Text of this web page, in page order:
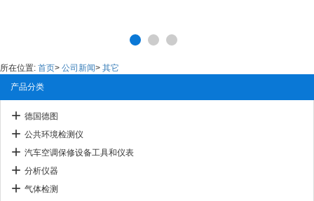
所在位置: 首页> 公司新闻> 其它
产品分类
德国德图
公共环境检测仪
汽车空调保修设备工具和仪表
分析仪器
气体检测